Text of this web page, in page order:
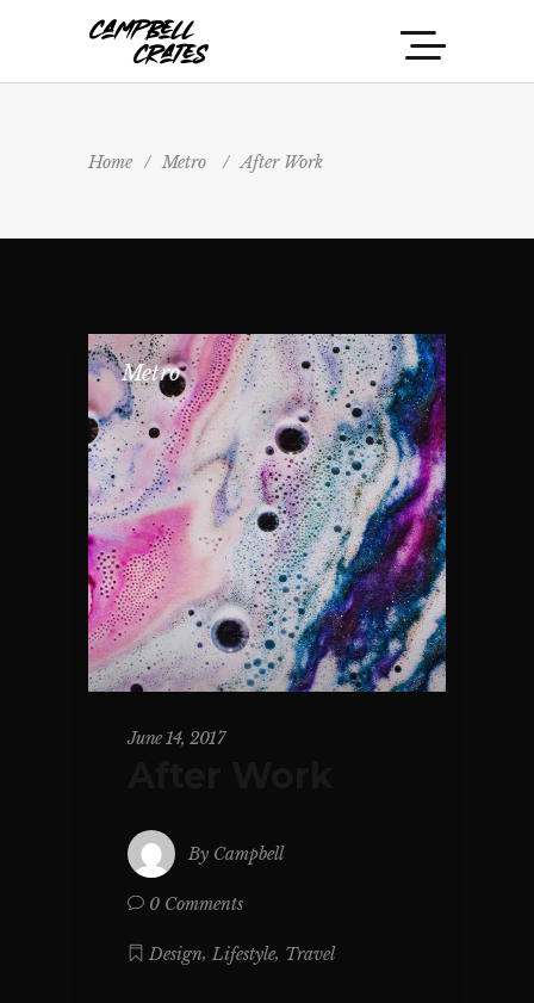
Home / Metro / After Work
Metro
June 14, 2017
By Campbell
0 Comments
Design, Lifestyle, Travel